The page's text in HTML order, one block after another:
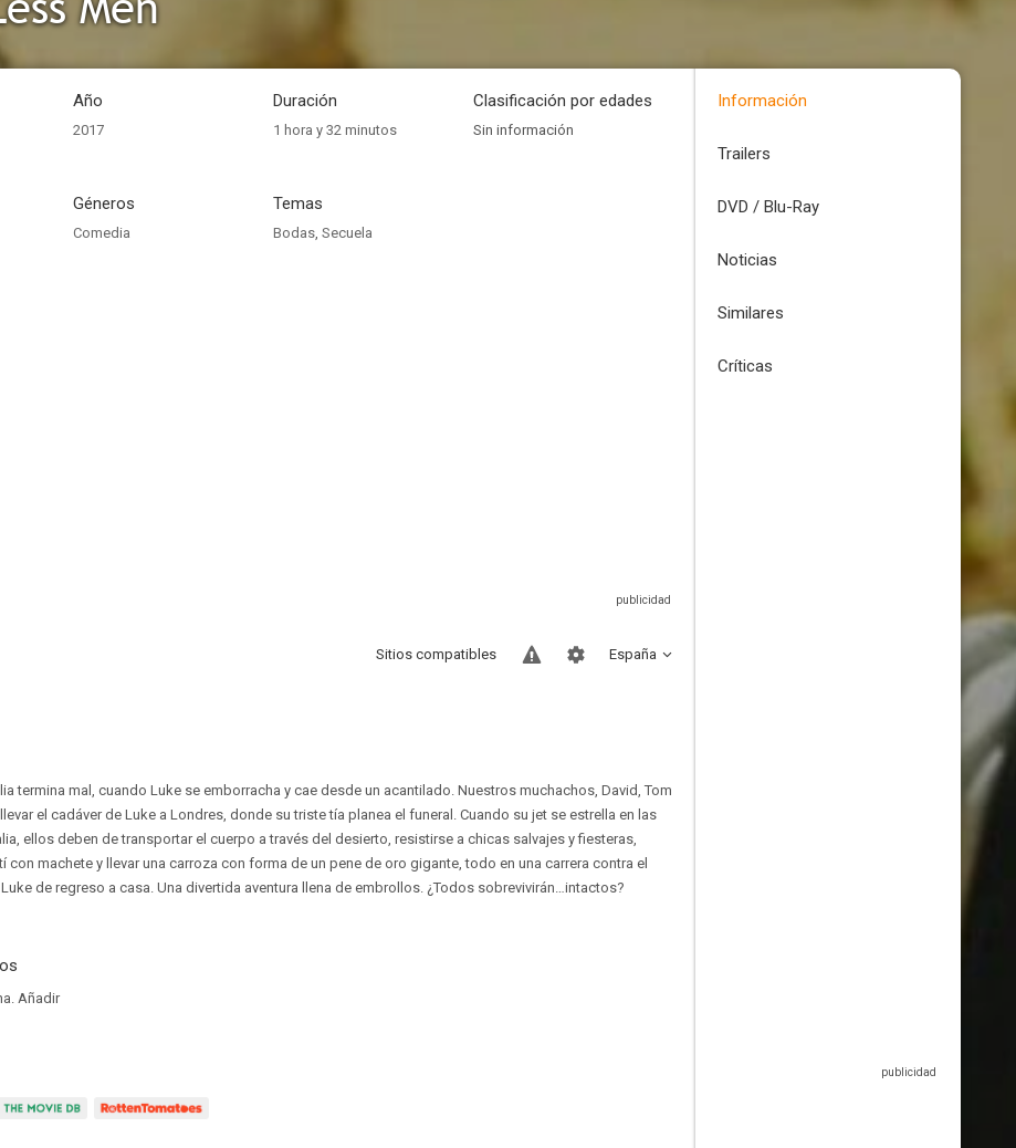
Año
2017
Duración
1 hora y 32 minutos
Clasificación por edades
Sin información
Géneros
Comedia
Temas
Bodas, Secuela
España
Sitios compatibles
termina mal, cuando Luke se emborracha y cae desde un acantilado. Nuestros muchachos, David, Tom
el cadáver de Luke a Londres, donde su triste tía planea el funeral. Cuando su jet se estrella en las
ellos deben de ​transportar el cuerpo a través del desierto, resistirse a chicas salvajes y fiesteras​,
con machete y llevar una carroza con forma de un pene de oro gigante, todo en una carrera contra el
de regreso a casa. Una divertida aventura llena de embrollos. ¿Todos sobrevivirán…intactos?
Añadir
Información
Trailers
DVD / Blu-Ray
Noticias
Similares
Críticas